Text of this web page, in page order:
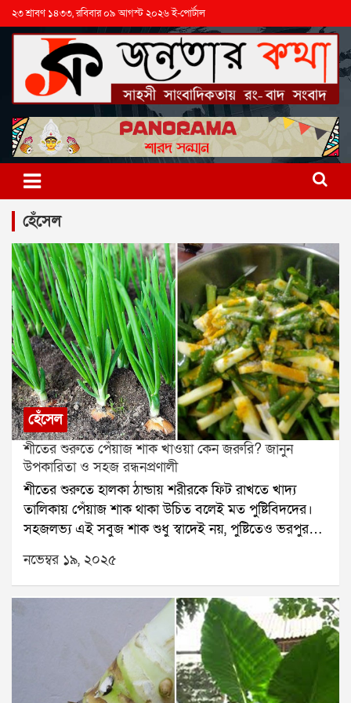
২৩ শ্রাবণ ১৪৩৩, রবিবার ০৯ আগস্ট ২০২৬ ই-পোর্টাল
হেঁসেল
হেঁসেল
শীতের শুরুতে পেঁয়াজ শাক খাওয়া কেন জরুরি? জানুন
উপকারিতা ও সহজ রন্ধনপ্রণালী
শীতের শুরুতে হালকা ঠান্ডায় শরীরকে ফিট রাখতে খাদ্য
তালিকায় পেঁয়াজ শাক থাকা উচিত বলেই মত পুষ্টিবিদদের।
সহজলভ্য এই সবুজ শাক শুধু স্বাদেই নয়, পুষ্টিতেও ভরপুর।
রোগ প্রতিরোধ ক্ষমতা বাড়াতে দারুণ কার্যকর।পেঁয়াজ শাকের
প্রধান উপকারিতা১. রোগ প্রতিরোধ ক্ষমতা বাড়ায়পেঁয়াজ শাকে
রয়েছে প্রচুর ভিটামিন C, যা ঠান্ডা-কাশি প্রতিরোধে সাহায্য
করে এবং ভাইরাসজনিত সংক্রমণ থেকে রক্ষা করে।২. হজম
শক্তি উন্নত করেএতে থাকা ফাইবার হজমের সমস্যা কমায়,
গ্যাস-অম্বল দূর করে এবং কোষ্ঠকাঠিন্য প্রতিরোধে সাহায্য
করে।৩. রক্ত সঞ্চালন স্বাভাবিক রাখেপেঁয়াজ শাকের অ্যান্টি-
নভেম্বর ১৯, ২০২৫